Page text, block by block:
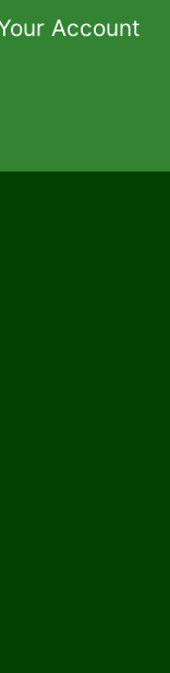
Account